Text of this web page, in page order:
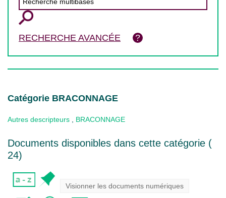
RECHERCHE AVANCÉE
Catégorie BRACONNAGE
Autres descripteurs BRACONNAGE
Documents disponibles dans cette catégorie (
24)
Visionner les documents numériques